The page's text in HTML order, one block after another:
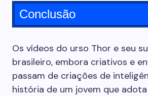
Conclusão
Os vídeos do urso Thor e seu
brasileiro, embora criativos e
passam de criações de
história de um jovem que